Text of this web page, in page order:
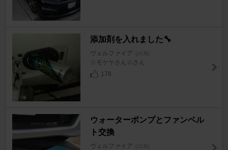
添加剤を入れました🔧
ヴェルファイア [20系]
☆モケケさん☆さん
178
ウォーターポンプとファンベル
ト交換
ヴェルファイア [20系]